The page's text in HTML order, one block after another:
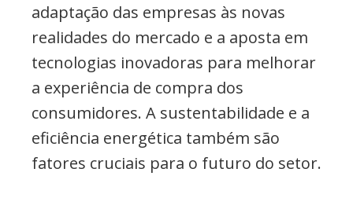
adaptação das empresas às novas
realidades do mercado e a aposta em
tecnologias inovadoras para melhorar
a experiência de compra dos
consumidores. A sustentabilidade e a
eficiência energética também são
fatores cruciais para o futuro do setor.